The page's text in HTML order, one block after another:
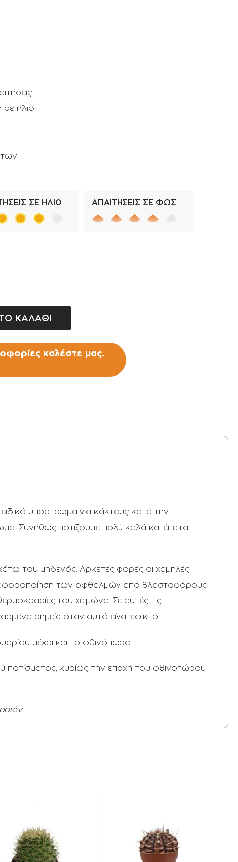
σε ήλιο
ΣΕ ΗΛΙΟ ΑΠΑΙΤΗΣΕΙΣ ΣΕ ΦΩΣ
ΚΑΛΑΘΙ
καλέστε μας.
ειδικό υπόστρωμα για κάκτους κατά την
Συνήθως ποτίζουμε πολύ καλά και έπειτα
του μηδενός. Αρκετές φορές οι χαμηλές
των οφθαλμών από βλαστοφόρους
του χειμώνα. Σε αυτές τις
σημεία όταν αυτό είναι εφικτό.
μέχρι και το φθινόπωρο.
ποτίσματος, κυρίως την εποχή του φθινοπώρου